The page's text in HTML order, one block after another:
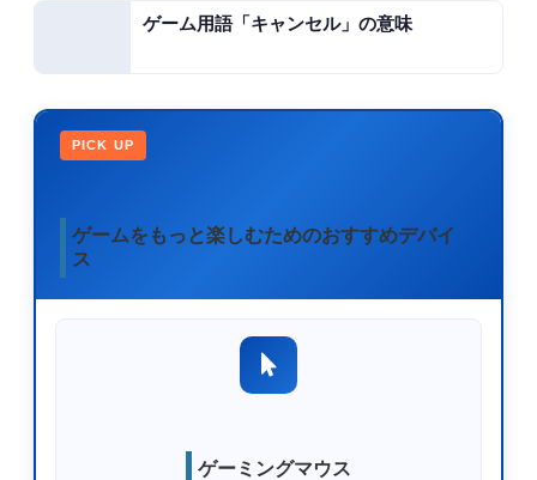
ゲーム用語「キャンセル」の意味
PICK UP
ゲームをもっと楽しむためのおすすめデバイ
ス
ゲーミングマウス